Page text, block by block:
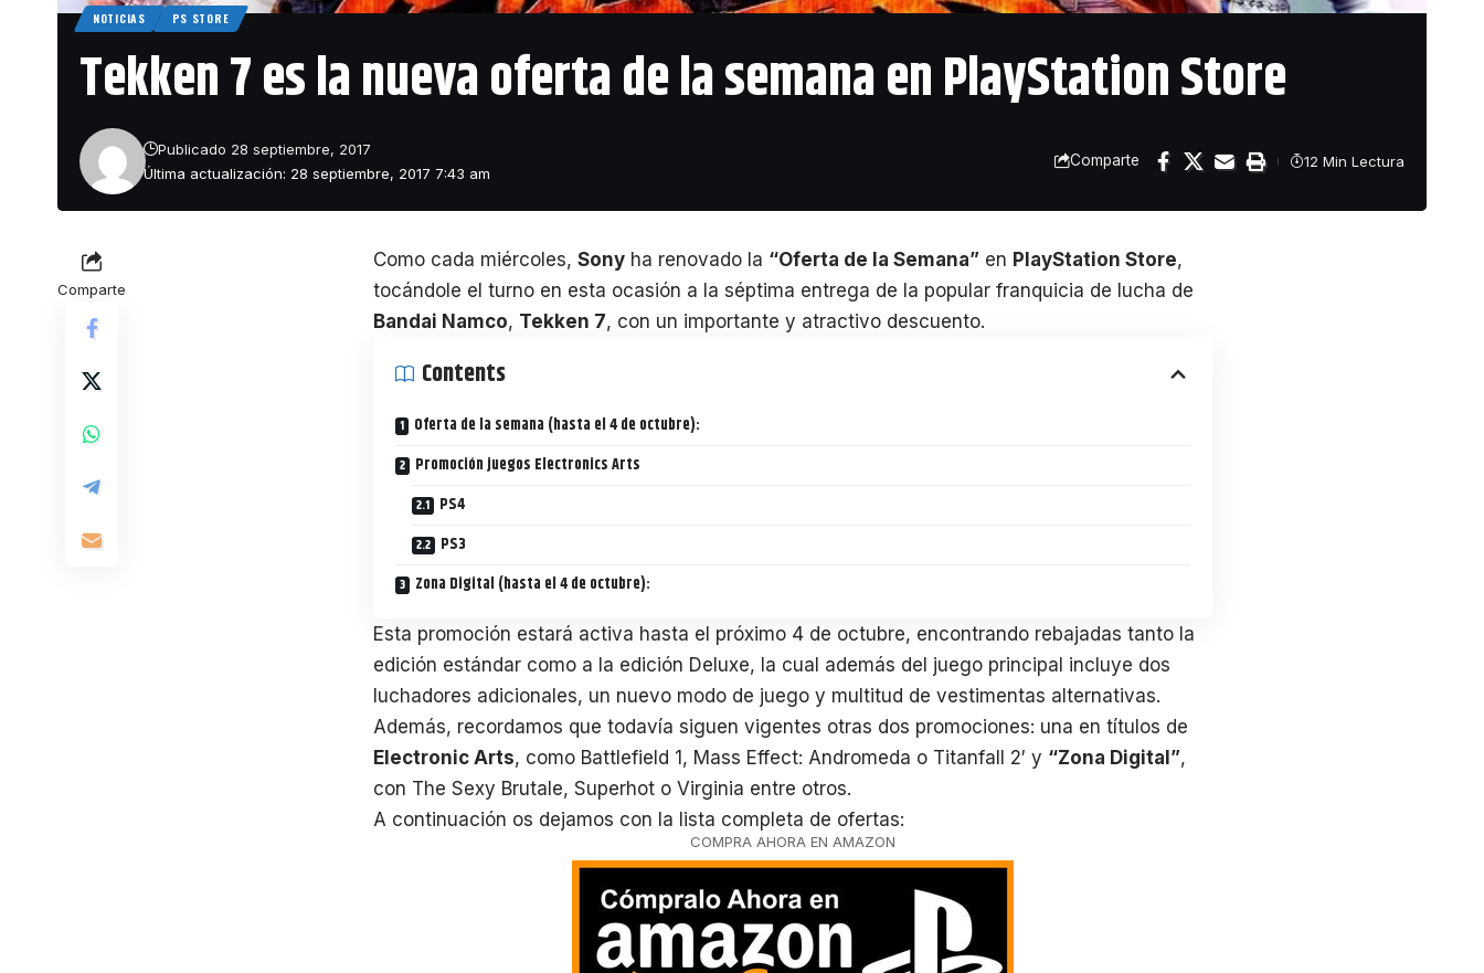
NOTICIAS PS STORE
Tekken 7 es la nueva oferta de la semana en PlayStation Store
Última actualización: 28 septiembre, 2017 7:43 am
Publicado 28 septiembre, 2017
Comparte 12 Min Lectura
Comparte
Como cada miércoles, Sony ha renovado la “Oferta de la Semana” en PlayStation Store,
tocándole el turno en esta ocasión a la séptima entrega de la popular franquicia de lucha de
Bandai Namco, Tekken 7, con un importante y atractivo descuento.
Contents
Oferta de la semana (hasta el 4 de octubre):
Promoción juegos Electronics Arts
PS4
PS3
Zona Digital (hasta el 4 de octubre):
Esta promoción estará activa hasta el próximo 4 de octubre, encontrando rebajadas tanto la
edición estándar como a la edición Deluxe, la cual además del juego principal incluye dos
luchadores adicionales, un nuevo modo de juego y multitud de vestimentas alternativas.
Además, recordamos que todavía siguen vigentes otras dos promociones: una en títulos de
Electronic Arts, como Battlefield 1, Mass Effect: Andromeda o Titanfall 2′ y “Zona Digital”,
con The Sexy Brutale, Superhot o Virginia entre otros.
A continuación os dejamos con la lista completa de ofertas:
COMPRA AHORA EN AMAZON